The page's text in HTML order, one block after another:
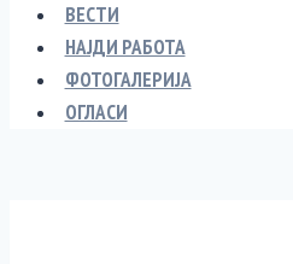
ВЕСТИ
НАЈДИ РАБОТА
ФОТОГАЛЕРИЈА
ОГЛАСИ